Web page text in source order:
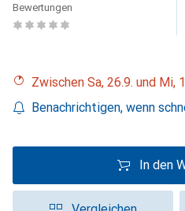
Bewertungen
Zwischen Sa, 26.9. und
Benachrichtigen, wenn
In den